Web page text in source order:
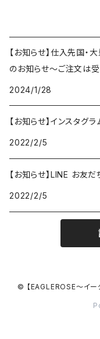
【お知らせ】仕入先国
のお知らせ～ご注文は
2024/1/28
【お知らせ】インスタグラ
2022/2/5
【お知らせ】LINE お友だ
2022/2/5
© 【EAGLEROSE～イー